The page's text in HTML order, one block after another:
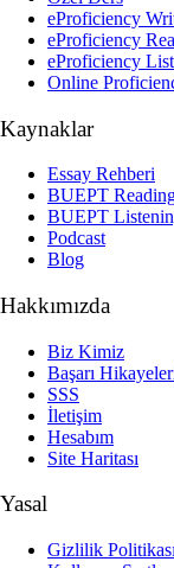
eProficiency
eProficiency
eProficiency
Online
Kaynaklar
Essay Rehberi
BUEPT
BUEPT
Podcast
Blog
Hakkımızda
Biz Kimiz
Başarı
SSS
İletişim
Hesabım
Site Haritası
Yasal
Gizlilik Politikası